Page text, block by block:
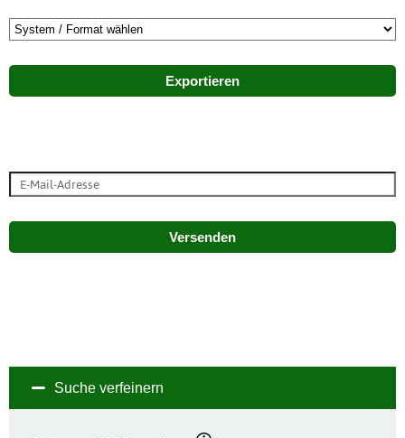
Exportieren
Versenden
Suche verfeinern